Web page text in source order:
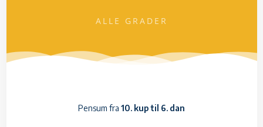
ALLE GRADER
Pensum fra 10. kup til 6. dan